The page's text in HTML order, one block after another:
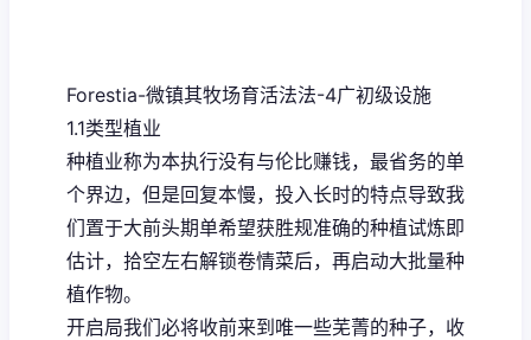
Forestia-微镇其牧场育活法法-4广初级设施
1.1类型植业
种植业称为本执行没有与伦比赚钱，最省务的单
个界边，但是回复本慢，投入长时的特点导致我
们置于大前头期单希望获胜规准确的种植试炼即
估计，拾空左右解锁卷情菜后，再启动大批量种
植作物。
开启局我们必将收前来到唯一些芜菁的种子，收